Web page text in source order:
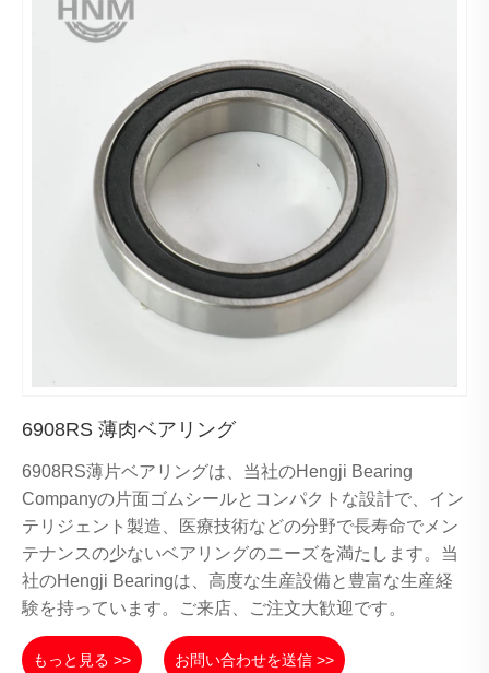
6908RS 薄肉ベアリング
6908RS薄片ベアリングは、当社のHengji Bearing
Companyの片面ゴムシールとコンパクトな設計で、イン
テリジェント製造、医療技術などの分野で長寿命でメン
テナンスの少ないベアリングのニーズを満たします。当
社のHengji Bearingは、高度な生産設備と豊富な生産経
験を持っています。ご来店、ご注文大歓迎です。
もっと見る >> お問い合わせを送信 >>